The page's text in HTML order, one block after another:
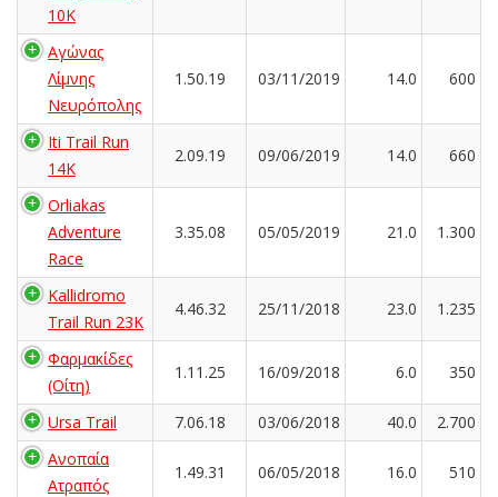
10Κ
Αγώνας
Λίμνης
Νευρόπολης
1.50.19 03/11/2019 14.0 600
Iti Trail Run
14K
2.09.19 09/06/2019 14.0 660
Orliakas
Adventure
Race
3.35.08 05/05/2019 21.0 1.300
Kallidromo
Trail Run 23K
4.46.32 25/11/2018 23.0 1.235
Φαρμακίδες
(Οίτη)
1.11.25 16/09/2018 6.0 350
Ursa Trail 7.06.18 03/06/2018 40.0
2.700
Ανοπαία
Ατραπός
1.49.31 06/05/2018 16.0 510